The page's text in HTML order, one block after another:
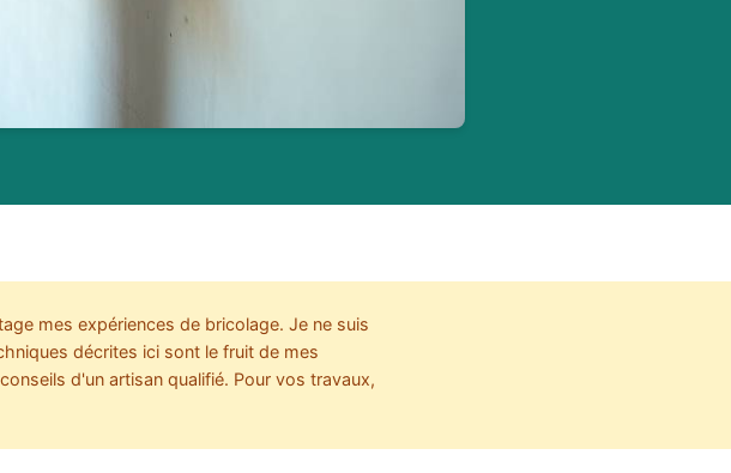
mes expériences de bricolage. Je ne suis
décrites ici sont le fruit de mes
d'un artisan qualifié. Pour vos travaux,